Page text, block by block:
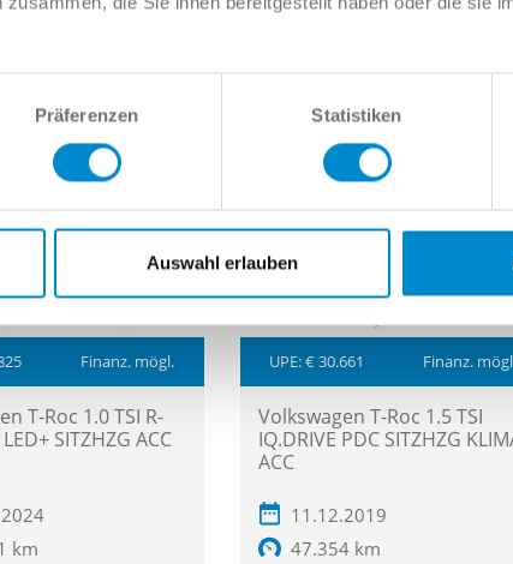
Präferenzen Statistiken
Auswahl erlauben
Finanz. mögl.
T-Roc 1.0 TSI R-
SITZHZG ACC
km
UPE: € 30.661 Finanz.
Volkswagen T-Roc 1.5 TSI
IQ.DRIVE PDC SITZHZG
ACC
11.12.2019
47.354 km